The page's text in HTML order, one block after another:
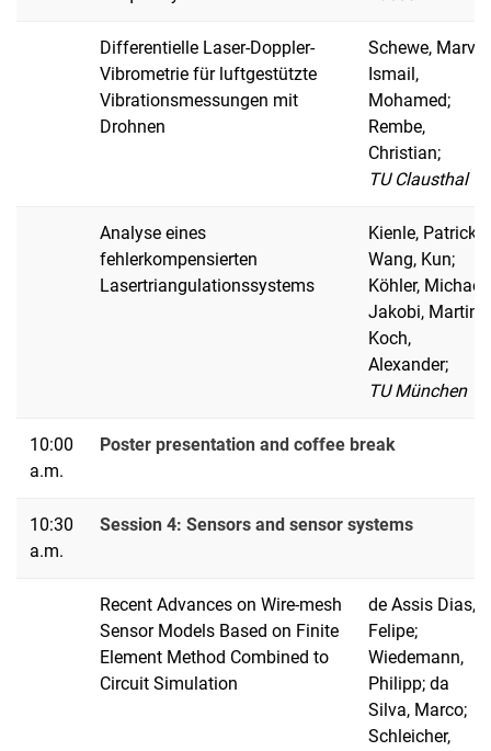
Differentielle Laser-Doppler-
Vibrometrie für luftgestützte
Vibrationsmessungen mit
Drohnen
Schewe,
Ismail,
Mohamed;
Rembe,
Christian;
TU Clausthal
Analyse eines
fehlerkompensierten
Lasertriangulationssystems
Kienle, Patrick;
Wang, Kun;
Köhler, Michael;
Jakobi, Martin;
Koch,
Alexander;
TU München
10:00
a.m.
Poster presentation and coffee break
10:30
a.m.
Session 4: Sensors and sensor systems
Recent Advances on Wire-mesh
Sensor Models Based on Finite
Element Method Combined to
Circuit Simulation
de Assis Dias,
Felipe;
Wiedemann,
Philipp; da
Silva, Marco;
Schleicher,